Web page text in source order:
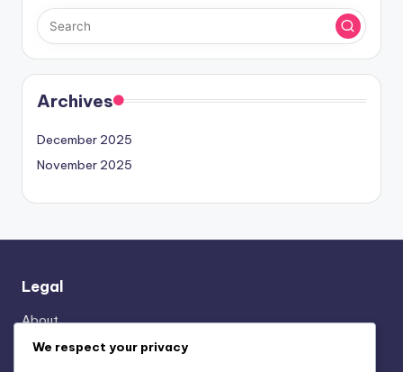
Archives
December 2025
November 2025
Legal
About
Privacy Policy
We respect your privacy